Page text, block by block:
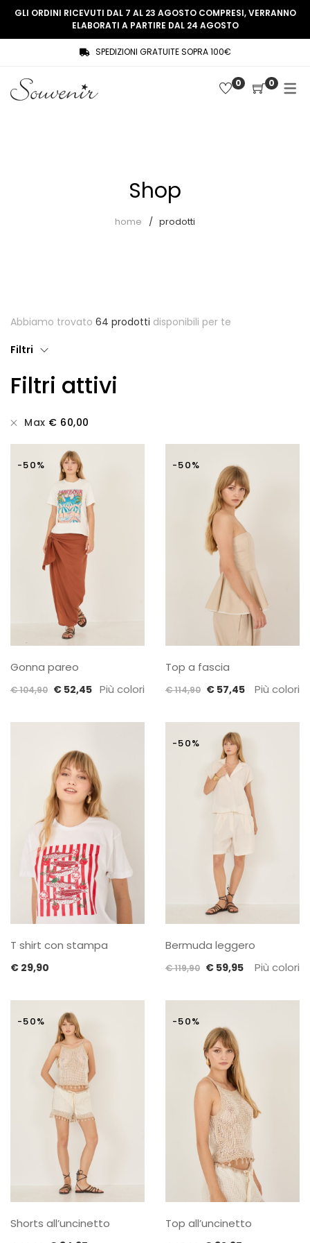
SHOP
Souvenir Privée
Maglie
Pantaloni
Gift Card
COLLEZIONE
THREE WOMEN, ONE MEMORY
GLI ORDINI RICEVUTI DAL 7 AL 23 AGOSTO COMPRESI, VERRANNO
ELABORATI A PARTIRE DAL 24 AGOSTO
SPEDIZIONI GRATUITE SOPRA 100€
0 0
Shop
home prodotti
Abbiamo trovato 64 prodotti disponibili per te
Filtri
Filtri attivi
Max € 60,00
-50%
Gonna pareo
€104,90 Il
originale
€ 104,90.
€ 52,45Il
attuale
Più colori
-50%
Top a fascia
€114,90 Il
originale
era:
€ 114,90.
€ 57,45Il
attuale
Più colori
T shirt con stampa
€ 29,90
-50%
Bermuda leggero
€119,90 Il
originale
€ 119,90.
€ 59,95Il
attuale
Più colori
-50%
Shorts all’uncinetto
-50%
Top all’uncinetto